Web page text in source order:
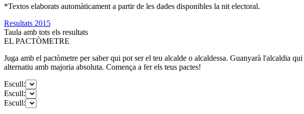
*Textos elaborats automàticament a partir de les dades disponibles la nit electoral.
Resultats 2015
Taula amb tots els resultats
EL PACTÒMETRE
Juga amb el pactòmetre per saber qui pot ser el teu alcalde o alcaldessa. Guanyarà l'alcaldia
alternatiu amb majoria absoluta. Comença a fer els teus pactes!
Escull:
Escull:
Escull: